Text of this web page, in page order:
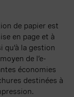
de papier est
en page et à
qu’à la gestion
de l’e-
économies
destinées à